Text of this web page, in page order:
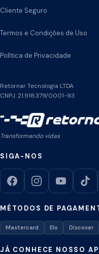
Cliente Seguro
Termos e Condições de Uso
Política de Privacidade
Retornar Tecnologia LTDA
CNPJ: 21.918.379/0001-93
Transformando vidas
SIGA-NOS
MÉTODOS DE
Mastercard Elo Discover
JÁ CONHECE NOSSO